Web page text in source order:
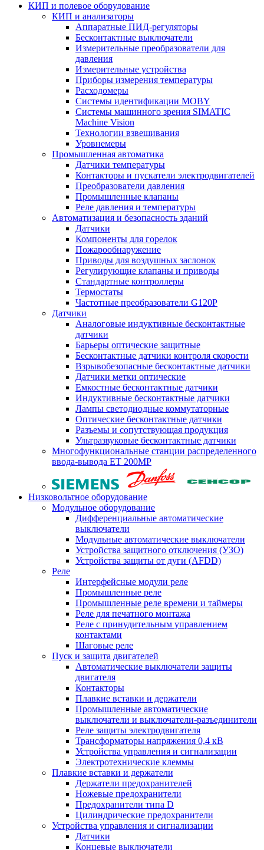
КИП и полевое оборудование
КИП и анализаторы
Аппаратные ПИД-регуляторы
Бесконтактные выключатели
Измерительные преобразователи для
давления
Измерительные устройства
Приборы измерения температуры
Расходомеры
Системы идентификации MOBY
Системы машинного зрения SIMATIC
Machine Vision
Технологии взвешивания
Уровнемеры
Промышленная автоматика
Датчики температуры
Контакторы и пускатели электродвигателей
Преобразователи давления
Промышленные клапаны
Реле давления и температуры
Автоматизация и безопасность зданий
Датчики
Компоненты для горелок
Пожарообнаружение
Приводы для воздушных заслонок
Регулирующие клапаны и приводы
Стандартные контроллеры
Термостаты
Частотные преобразователи G120P
Датчики
Аналоговые индуктивные бесконтактные
датчики
Барьеры оптические защитные
Бесконтактные датчики контроля скорости
Взрывобезопасные бесконтактные датчики
Датчики метки оптические
Емкостные бесконтактные датчики
Индуктивные бесконтактные датчики
Лампы светодиодные коммутаторные
Оптические бесконтактные датчики
Разъемы и сопутствующая продукция
Ультразвуковые бесконтактные датчики
Многофункциональные станции распределенного
ввода-вывода ET 200MP
Низковольтное оборудование
Модульное оборудование
Дифференциальные автоматические
выключатели
Модульные автоматические выключатели
Устройства защитного отключения (УЗО)
Устройства защиты от дуги (AFDD)
Реле
Интерфейсные модули реле
Промышленные реле
Промышленные реле времени и таймеры
Реле для печатного монтажа
Реле с принудительным управлением
контактами
Шаговые реле
Пуск и защита двигателей
Автоматические выключатели защиты
двигателя
Контакторы
Плавкие вставки и держатели
Промышленные автоматические
выключатели и выключатели-разъединители
Реле защиты электродвигателя
Трансформаторы напряжения 0,4 кВ
Устройства управления и сигнализации
Электротехнические клеммы
Плавкие вставки и держатели
Держатели предохранителей
Ножевые предохранители
Предохранители типа D
Цилиндрические предохранители
Устройства управления и сигнализации
Датчики
Концевые выключатели